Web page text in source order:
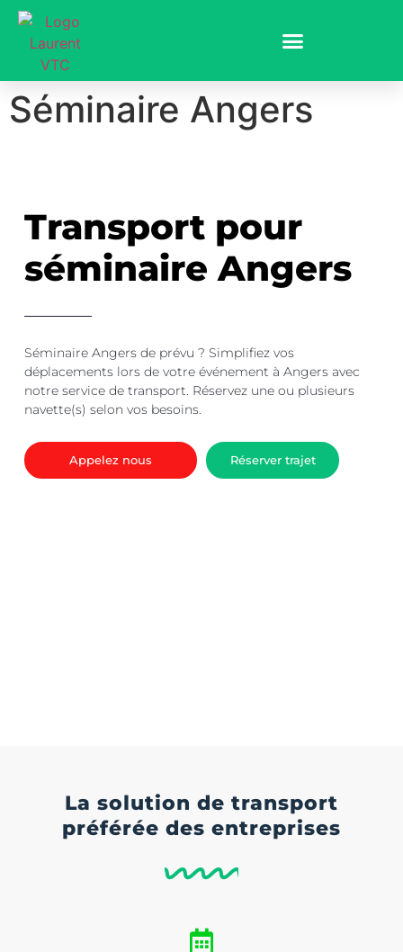
Séminaire Angers
Transport pour
séminaire Angers
Séminaire Angers de prévu ? Simplifiez vos
déplacements lors de votre événement à Angers avec
notre service de transport. Réservez une ou plusieurs
navette(s) selon vos besoins.
Appelez nous Réserver trajet
La solution de transport
préférée des entreprises